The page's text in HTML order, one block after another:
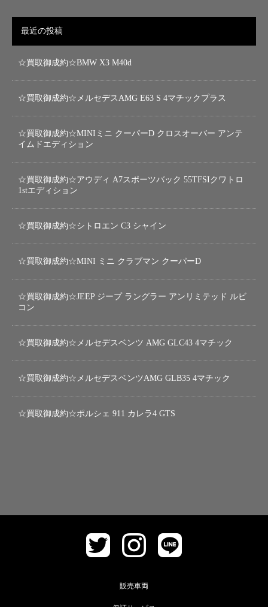
最近の投稿
☆買取御成約☆BMW X3 M40d
☆買取御成約☆メルセデスAMG E63 S 4マチックプラス
☆買取御成約☆MINIミニ クーパーD クロスオーバー アンテ
イムドエディション
☆買取御成約☆アウディ A7スポーツバック 55TFSIクワトロ
1stエディション
☆買取御成約☆シトロエン C3 シャイン
☆買取御成約☆MINI ミニ クラブマン クーパーD
☆買取御成約☆JEEP ジープ ラングラー アンリミテッド ルビ
コン
☆買取御成約☆メルセデスベンツ AMG GLC43 4マチック
☆買取御成約☆メルセデスベンツAMG GLB35 4マチック
☆買取御成約☆ポルシェ 911 カレラ4 GTS
販売車両